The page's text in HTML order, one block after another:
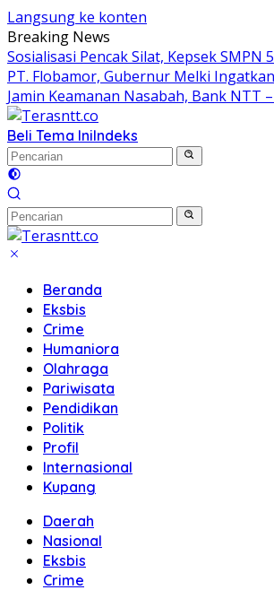
Langsung ke konten
Breaking News
Sosialisasi Pencak Silat, Kepsek
PT. Flobamor, Gubernur Melki
Jamin Keamanan Nasabah, Bank NTT
Beli Tema IniIndeks
Beranda
Eksbis
Crime
Humaniora
Olahraga
Pariwisata
Pendidikan
Politik
Profil
Internasional
Kupang
Daerah
Nasional
Eksbis
Crime